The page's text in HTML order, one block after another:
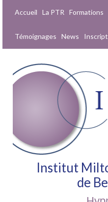
Accueil La PTR Formations
Témoignages News
Institut
de